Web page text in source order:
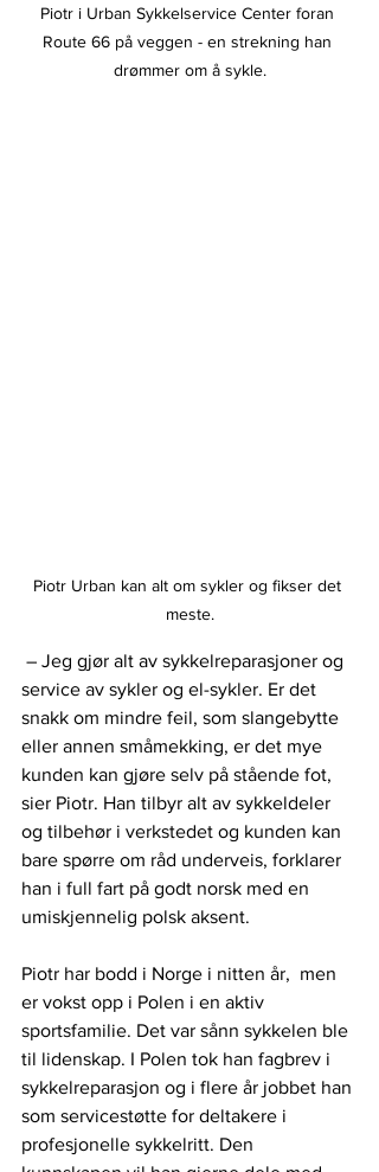
Piotr i Urban Sykkelservice Center foran
Route 66 på veggen - en strekning han
drømmer om å sykle.
Piotr Urban kan alt om sykler og fikser det
meste.
– Jeg gjør alt av sykkelreparasjoner og
service av sykler og el-sykler. Er det
snakk om mindre feil, som slangebytte
eller annen småmekking, er det mye
kunden kan gjøre selv på stående fot,
sier Piotr. Han tilbyr alt av sykkeldeler
og tilbehør i verkstedet og kunden kan
bare spørre om råd underveis, forklarer
han i full fart på godt norsk med en
umiskjennelig polsk aksent.
Piotr har bodd i Norge i nitten år,  men
er vokst opp i Polen i en aktiv
sportsfamilie. Det var sånn sykkelen ble
til lidenskap. I Polen tok han fagbrev i
sykkelreparasjon og i flere år jobbet han
som servicestøtte for deltakere i
profesjonelle sykkelritt. Den